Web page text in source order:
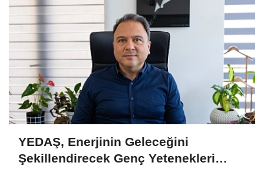
YEDAŞ, Enerjinin Geleceğini
Şekillendirecek Genç Yetenekleri